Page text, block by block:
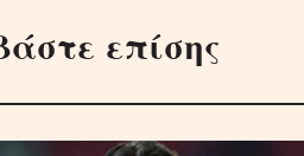
επίσης